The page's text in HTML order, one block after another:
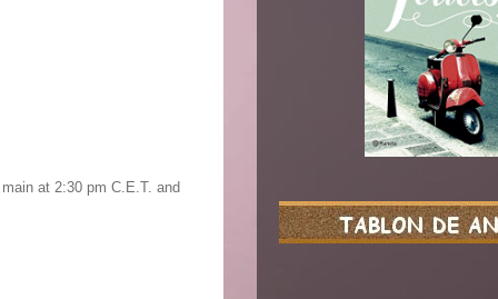
at 2:30 pm C.E.T. and